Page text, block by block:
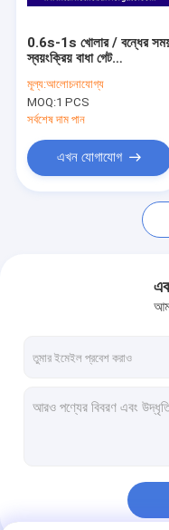
মামলা
স্বয়ংক্রিয় ব্যারিয়ার গেইট
0.6s-1s খোলার / বন্ধের
স্বয়ংক্রিয় বাধা গেট
মূল্য:আলোচনাযোগ্য
MOQ:1 PCS
সর্বশেষ দাম পান
এখন যোগাযোগ